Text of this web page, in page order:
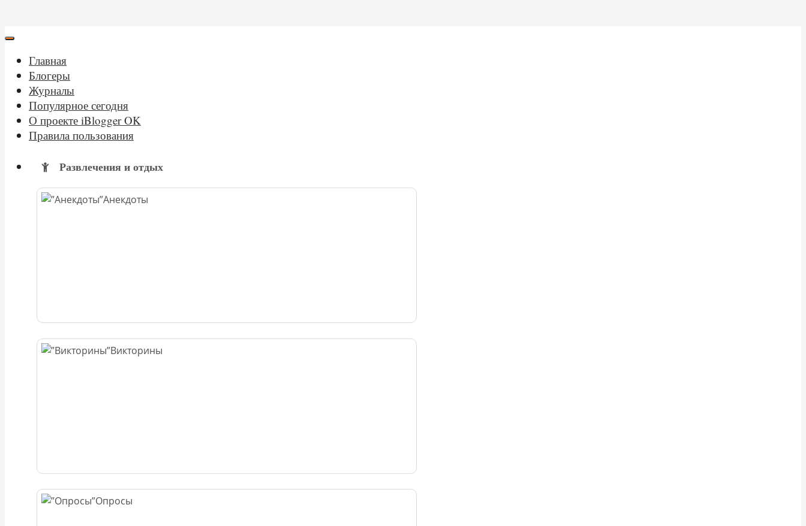
Главная
Блогеры
Журналы
Популярное сегодня
О проекте iBlogger OK
Правила пользования
Развлечения и отдых
Анекдоты
Викторины
Опросы